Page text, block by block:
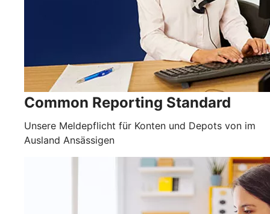
Common Reporting Standard
Unsere Meldepflicht für Konten und Depots von im
Ausland Ansässigen